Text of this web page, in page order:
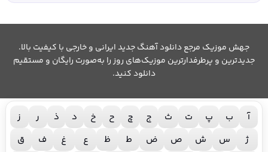
جهش موزیک مرجع دانلود آهنگ جدید ایرانی و خارجی با کیفیت بالا.
جدیدترین و پرطرفدارترین موزیک‌های روز را به‌صورت رایگان و مستقیم
دانلود کنید.
آ ب پ ت ث ج چ ح خ د ذ ر
ز
ژ
س ش ص ض ط ظ ع غ ف
ق